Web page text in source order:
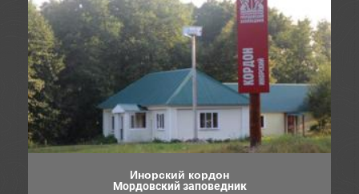
Инорский кордон
Мордовский заповедник